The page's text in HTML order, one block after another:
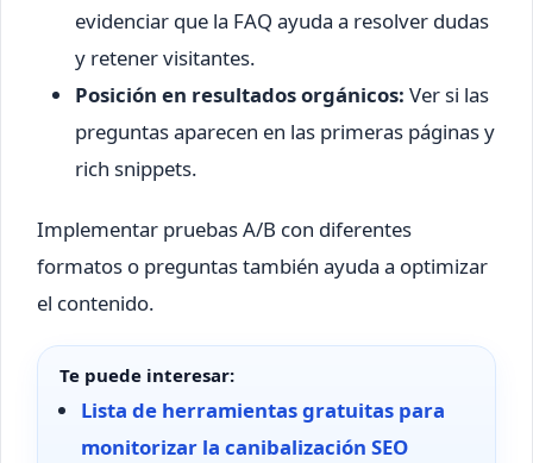
evidenciar que la FAQ ayuda a resolver dudas
y retener visitantes.
Posición en resultados orgánicos: Ver si las
preguntas aparecen en las primeras páginas y
rich snippets.
Implementar pruebas A/B con diferentes
formatos o preguntas también ayuda a optimizar
el contenido.
Te puede interesar:
Lista de herramientas gratuitas para
monitorizar la canibalización SEO